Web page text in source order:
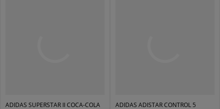
ADIDAS SUPERSTAR II COCA-COLA
ADIDAS ADISTAR CONTROL 5